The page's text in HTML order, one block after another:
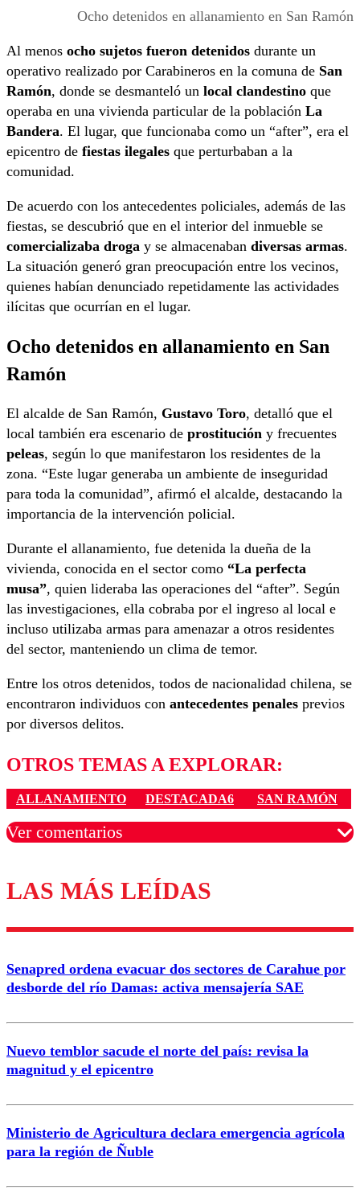
Ocho detenidos en allanamiento en San Ramón
Al menos ocho sujetos fueron detenidos durante un
operativo realizado por Carabineros en la comuna de San
Ramón, donde se desmanteló un local clandestino que
operaba en una vivienda particular de la población La
Bandera. El lugar, que funcionaba como un “after”, era el
epicentro de fiestas ilegales que perturbaban a la
comunidad.
De acuerdo con los antecedentes policiales, además de las
fiestas, se descubrió que en el interior del inmueble se
comercializaba droga y se almacenaban diversas armas.
La situación generó gran preocupación entre los vecinos,
quienes habían denunciado repetidamente las actividades
ilícitas que ocurrían en el lugar.
Ocho detenidos en allanamiento en San
Ramón
El alcalde de San Ramón, Gustavo Toro, detalló que el
local también era escenario de prostitución y frecuentes
peleas, según lo que manifestaron los residentes de la
zona. “Este lugar generaba un ambiente de inseguridad
para toda la comunidad”, afirmó el alcalde, destacando la
importancia de la intervención policial.
Durante el allanamiento, fue detenida la dueña de la
vivienda, conocida en el sector como “La perfecta
musa”, quien lideraba las operaciones del “after”. Según
las investigaciones, ella cobraba por el ingreso al local e
incluso utilizaba armas para amenazar a otros residentes
del sector, manteniendo un clima de temor.
Entre los otros detenidos, todos de nacionalidad chilena, se
encontraron individuos con antecedentes penales previos
por diversos delitos.
OTROS TEMAS A EXPLORAR:
ALLANAMIENTO DESTACADA6 SAN RAMÓN
Ver comentarios
Los comentarios son moderados para garantizar un
diálogo respetuoso.
Nombre
Correo
LAS MÁS LEÍDAS
Senapred ordena evacuar dos sectores de Carahue por
desborde del río Damas: activa mensajería SAE
Nuevo temblor sacude el norte del país: revisa la
magnitud y el epicentro
Ministerio de Agricultura declara emergencia agrícola
para la región de Ñuble